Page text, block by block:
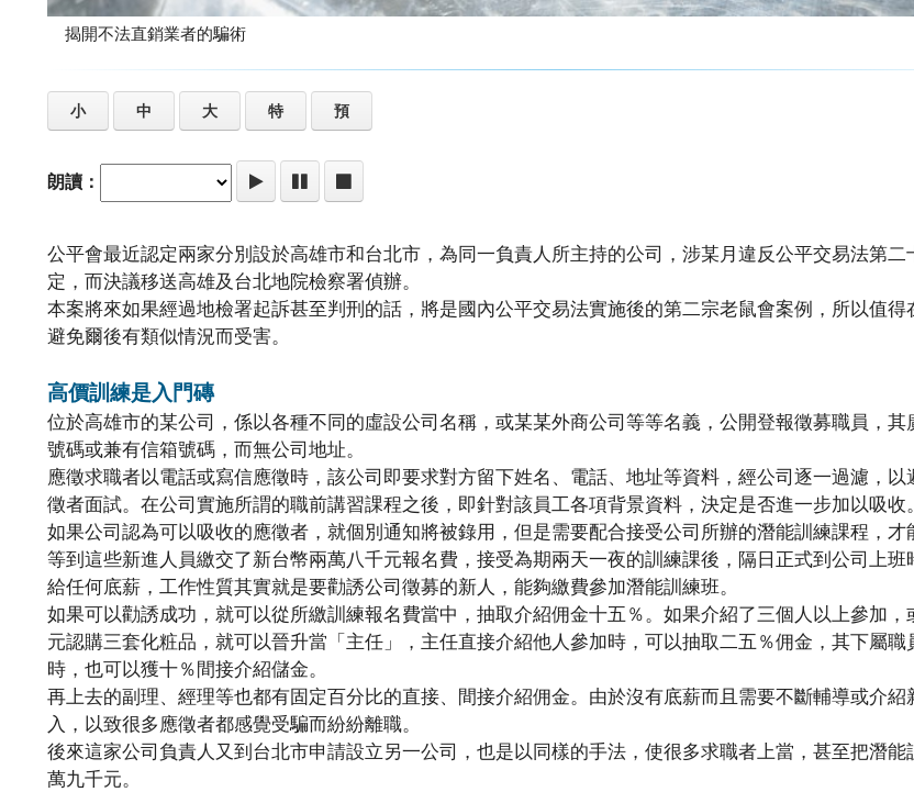
揭開不法直銷業者的騙術
小 中 大 特 預
朗讀：
公平會最近認定兩家分別設於高雄市和台北市，為同一負責人所主持的公司，涉某月違反公平交易法第二
定，而決議移送高雄及台北地院檢察署偵辦。
本案將來如果經過地檢署起訴甚至判刑的話，將是國內公平交易法實施後的第二宗老鼠會案例，所以值得
避免爾後有類似情況而受害。
高價訓練是入門磚
位於高雄市的某公司，係以各種不同的虛設公司名稱，或某某外商公司等等名義，公開登報徵募職員，其
號碼或兼有信箱號碼，而無公司地址。
應徵求職者以電話或寫信應徵時，該公司即要求對方留下姓名、電話、地址等資料，經公司逐一過濾，以
徵者面試。在公司實施所謂的職前講習課程之後，即針對該員工各項背景資料，決定是否進一步加以吸收。
如果公司認為可以吸收的應徵者，就個別通知將被錄用，但是需要配合接受公司所辦的潛能訓練課程，才
等到這些新進人員繳交了新台幣兩萬八千元報名費，接受為期兩天一夜的訓練課後，隔日正式到公司上班
給任何底薪，工作性質其實就是要勸誘公司徵募的新人，能夠繳費參加潛能訓練班。
如果可以勸誘成功，就可以從所繳訓練報名費當中，抽取介紹佣金十五％。如果介紹了三個人以上參加，
元認購三套化粧品，就可以晉升當「主任」，主任直接介紹他人參加時，可以抽取二五％佣金，其下屬職
時，也可以獲十％間接介紹儲金。
再上去的副理、經理等也都有固定百分比的直接、間接介紹佣金。由於沒有底薪而且需要不斷輔導或介紹
入，以致很多應徵者都感覺受騙而紛紛離職。
後來這家公司負責人又到台北市申請設立另一公司，也是以同樣的手法，使很多求職者上當，甚至把潛能
萬九千元。